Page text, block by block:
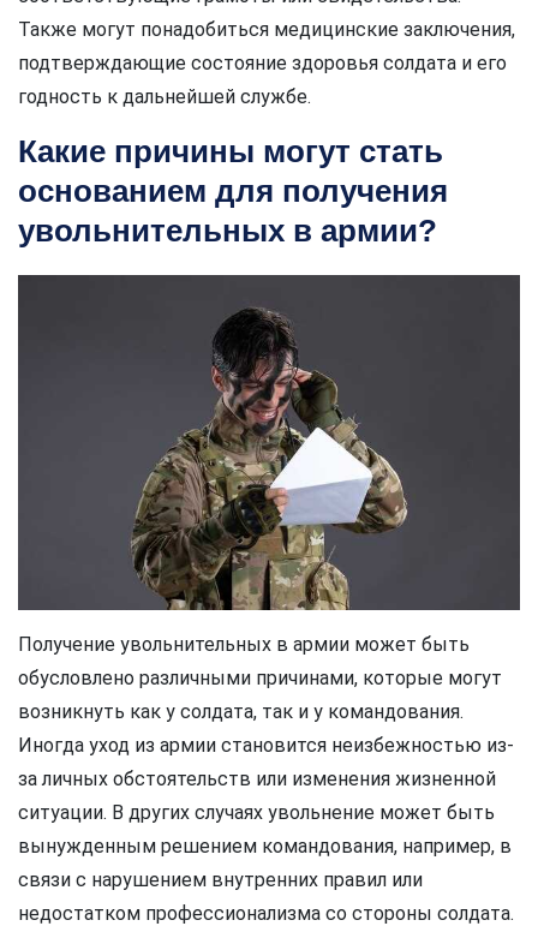
Также могут понадобиться медицинские заключения,
подтверждающие состояние здоровья солдата и его
годность к дальнейшей службе.
Какие причины могут стать
основанием для получения
увольнительных в армии?
Получение увольнительных в армии может быть
обусловлено различными причинами, которые могут
возникнуть как у солдата, так и у командования.
Иногда уход из армии становится неизбежностью из-
за личных обстоятельств или изменения жизненной
ситуации. В других случаях увольнение может быть
вынужденным решением командования, например, в
связи с нарушением внутренних правил или
недостатком профессионализма со стороны солдата.